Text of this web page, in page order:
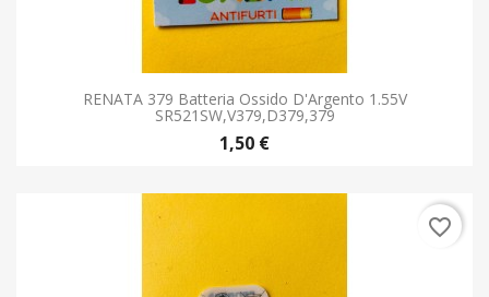
RENATA 379 Batteria Ossido D'Argento 1.55V
SR521SW,V379,D379,379
1,50 €
favorite_border